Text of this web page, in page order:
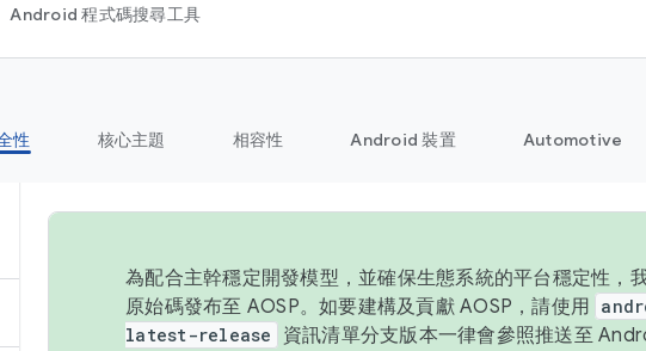
Android 程式碼搜尋工具
性 核心主題 相容性 Android 裝置 Automotive
為配合主幹穩定開發模型，並確保生態系統的平台穩定性，
原始碼發布至 AOSP。如要建構及貢獻 AOSP，請使用
latest-release
資訊清單分支版本一律會參照推送至